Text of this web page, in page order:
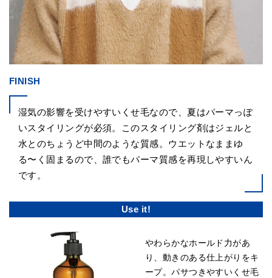
FINISH
湿気の影響を受けやすいくせ毛なので、夏はパーマっぽ
いスタイリングが必須。このスタイリング剤はジェルと
水とのちょうど中間のような質感。ウエットなままゆ
る〜く固まるので、誰でもパーマ質感を再現しやすいん
です。
Use it!
やわらかなホールド力があ
り、動きのある仕上がりをキ
ープ。パサつきやすいくせ毛